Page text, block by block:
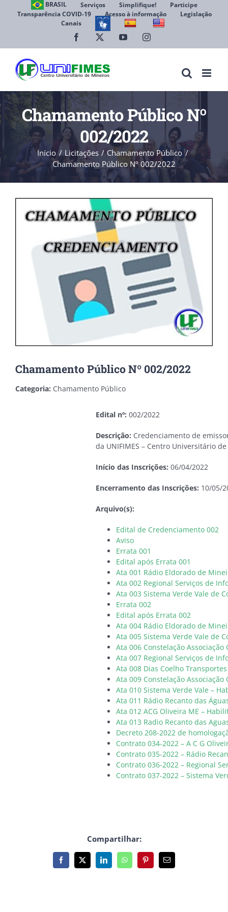
BRASIL Serviços Simplifique!
Participe
Transparência COVID-19
Acesso à informação
Legislação
Canais
Facebook YouTubeInstagram
Chamamento Público Nº
002/2022
Início Licitações
Chamamento Público
Chamamento Público Nº 002/2022
Larger
Image
Chamamento Público Nº 002/2022
Categoria: Chamamento Público
Edital nº: 002/2022
Descrição: Credenciamento de
da UNIFIMES – Centro Universitário
Início das Inscrições: 06/04/2022
Encerramento das Inscrições: 10/05/
Arquivo(s):
Edital de Credenciamento 002
Aviso
Errata 001
Edital após Errata 001
Ata 001 Rádio Eldorado de
Ata 002 Regional Serviços de
Ata 003 Sistema Verde Vale de
Errata 002
Edital após Errata 002
Ata 004 Rádio Eldorado de
Ata 005 Sistema Verde Vale de
Ata 006 Constelação
Ata 007 Regional Serviços de
Ata 008 Dias Coelho
Ata 009 Constelação
Ata 010 Sistema Verde Vale –
Ata 011 Rádio Recanto das
Ata 012 ACG Oliveira ME –
Ata 013 Radio Recanto das
Decreto 208-2022 de
Contrato 034-2022 – A C G
Contrato 035-2022 – Rádio
Contrato 036-2022 – Regional
Contrato 037-2022 – Sistema
Compartilhar:
Facebook
X LinkedInWhatsAppPinterest
E-
mail